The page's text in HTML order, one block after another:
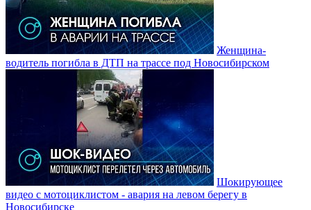
Женщина-
водитель погибла в ДТП на трассе под Новосибирском
Шокирующее
видео с мотоциклистом - авария на левом берегу в
Новосибирске